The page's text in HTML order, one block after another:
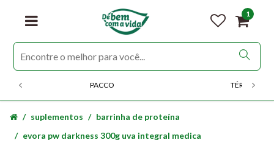
1
PACCO TÉRMICOS
suplementos
barrinha de proteína
evora pw darkness 300g uva integral medica